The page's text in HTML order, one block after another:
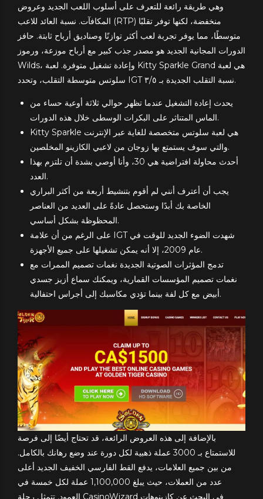
وهي طريقة رائعة للتعرف على أسلوب اللعب الجديد وعروض
المكافآت. نسبة العائد للاعب (RTP) منخفضة، لكنها توفر تقلبًا
متوسطًا، مما يوفر تجربة لعب أكثر توازنًا وصناديق أرباح ثابتة. حافز
الدورات المجانية الجديد هو مصدر جذب كبير مع أرباح موزعة، ورموز
Wilds، وإعادة تشغيل متوفرة. لعبة Kitty Sparkle Grand هي لعبة
سلوتس متوسطة التقلب، وتحدد IGT نسبة التقلب الجديدة بـ ٣/٥.
يحدث إعادة التشغيل عندما تظهر حوالي ثلاثة أوعية حساء من
الماس المتناثر على البكرات الوسطى خلال هذه الدورات.
Kitty Sparkle هي لعبة سلوتس متخصصة للغاية عبر الإنترنت
والتي سوف يستمتع بها زوجان من لاعبي الكازينو المخلصين.
أحدث محاولة افتراضية هي 30، وأنا أوصي بشدة أن تلتزم بهذا
العدد.
يجب أن أعترف أنني لم أقوم بتنشيط أربعة من أكثر البراري
الخاصة بك أبدًا وستحصل عادةً على العديد من العناصر
المحظوظة بشكل أساسي.
على الرغم من أن علامة IGT شهدت الضوء الجديد للوقت في
عام 2009، إلا أنه يمكن تشغيلها على جميع الأجهزة.
تدمج المؤثرات الصوتية الجديدة نغمات تصميم الممرات مع
نغمات تصميم المؤسسات القمارية، ويمكنك سماع أزيز جسدي
أبيض مع كل لفة بينما تؤدي مكاسبك إلى أجراس احتفالية.
بالإضافة إلى هذه العروض الرائعة، قد تحتاج أيضًا إلى فرصة
للاستمتاع بـ 3000 عملة ذهبية لكل دورة عند وضع رهانك بالكامل.
من بين جميع العلامات، يدفع القط الفارسي الخفيف الجديد أعلى
عدد من العملات، حيث يبلغ 1,100,000 عملة لكل خمسة في
العمود. تتمثل رحلة CasinoWizard في البحث عن كازينوهات